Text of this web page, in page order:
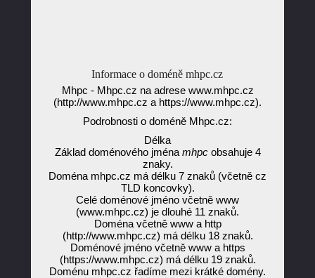
Informace o doméně mhpc.cz
Mhpc - Mhpc.cz na adrese www.mhpc.cz
(http://www.mhpc.cz a https://www.mhpc.cz).
Podrobnosti o doméně Mhpc.cz:
Délka
Základ doménového jména mhpcobsahuje 4
znaky.
Doména mhpc.cz má délku 7 znaků (včetně cz
TLD koncovky).
Celé doménové jméno včetně www
(www.mhpc.cz) je dlouhé 11 znaků.
Doména včetně www a http
(http://www.mhpc.cz) má délku 18 znaků.
Doménové jméno včetně www a https
(https://www.mhpc.cz) má délku 19 znaků.
Doménu mhpc.cz řadíme mezi krátké domény.